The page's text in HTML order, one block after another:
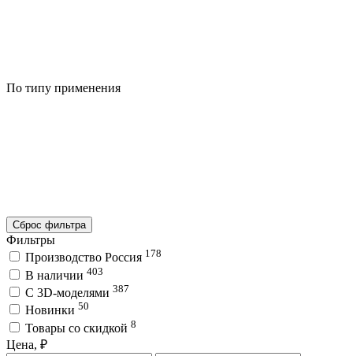
По типу применения
Сброс фильтра
Фильтры
Производство Россия 178
В наличии 403
C 3D-моделями 387
Новинки 50
Товары со скидкой 8
Цена, ₽